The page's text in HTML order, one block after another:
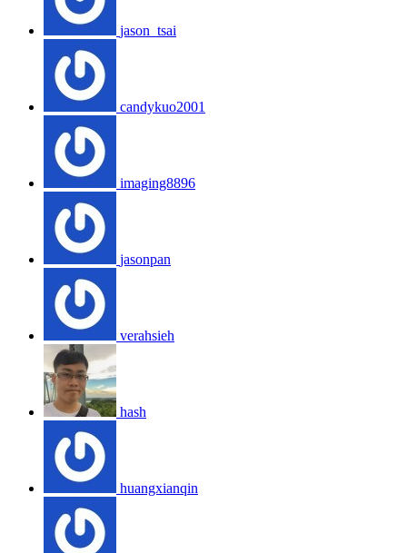
jason_tsai
candykuo2001
imaging8896
jasonpan
verahsieh
hash
huangxianqin